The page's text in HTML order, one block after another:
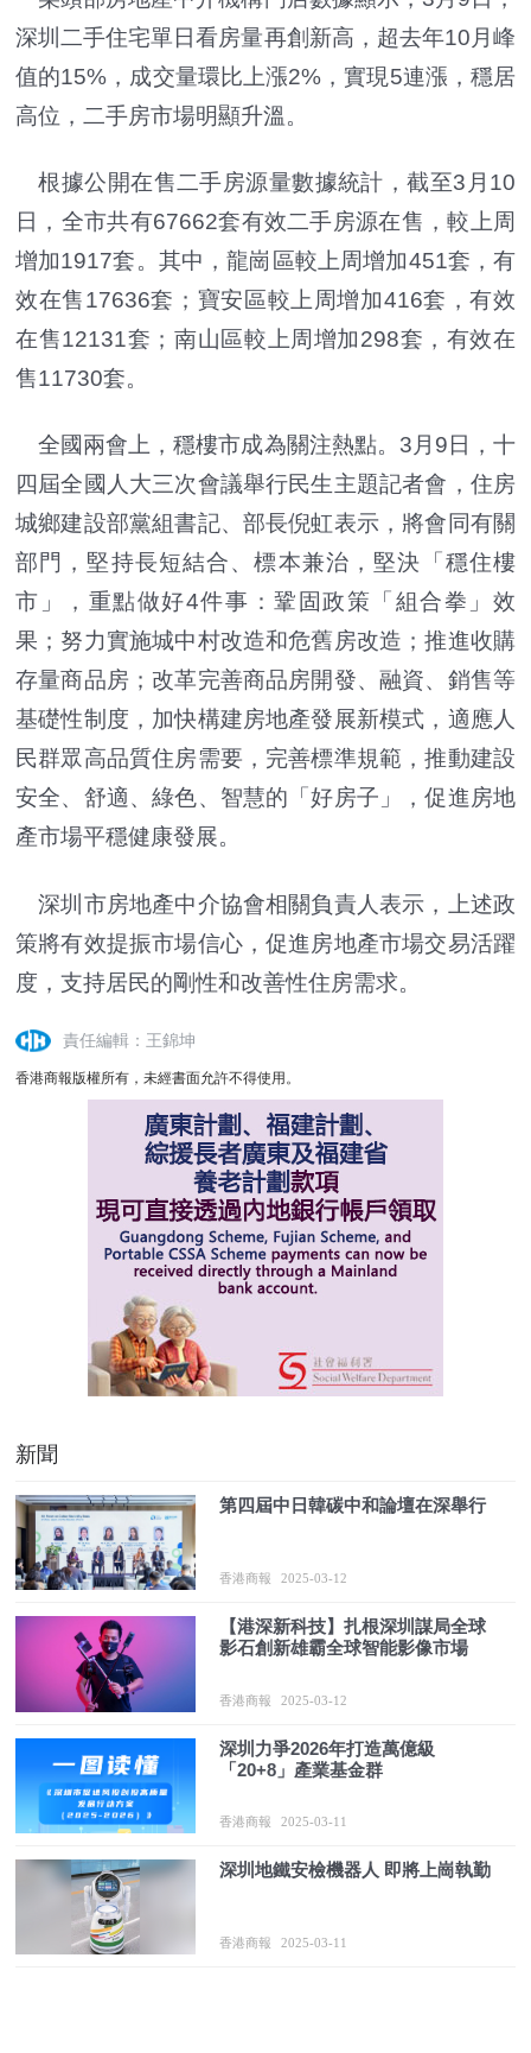
深圳二手住宅單日看房量再創新高，超去年10月峰
值的15%，成交量環比上漲2%，實現5連漲，穩居
高位，二手房市場明顯升溫。
根據公開在售二手房源量數據統計，截至3月10
日，全市共有67662套有效二手房源在售，較上周
增加1917套。其中，龍崗區較上周增加451套，有
效在售17636套；寶安區較上周增加416套，有效
在售12131套；南山區較上周增加298套，有效在
售11730套。
全國兩會上，穩樓市成為關注熱點。3月9日，十
四屆全國人大三次會議舉行民生主題記者會，住房
城鄉建設部黨組書記、部長倪虹表示，將會同有關
部門，堅持長短結合、標本兼治，堅決「穩住樓
市」，重點做好4件事：鞏固政策「組合拳」效
果；努力實施城中村改造和危舊房改造；推進收購
存量商品房；改革完善商品房開發、融資、銷售等
基礎性制度，加快構建房地產發展新模式，適應人
民群眾高品質住房需要，完善標準規範，推動建設
安全、舒適、綠色、智慧的「好房子」，促進房地
產市場平穩健康發展。
深圳市房地產中介協會相關負責人表示，上述政
策將有效提振市場信心，促進房地產市場交易活躍
度，支持居民的剛性和改善性住房需求。
責任編輯：王錦坤
香港商報版權所有，未經書面允許不得使用。
新聞
第四屆中日韓碳中和論壇在深舉行
香港商報 2025-03-12
【港深新科技】扎根深圳謀局全球
影石創新雄霸全球智能影像市場
香港商報 2025-03-12
深圳力爭2026年打造萬億級
「20+8」產業基金群
香港商報 2025-03-11
深圳地鐵安檢機器人 即將上崗執勤
香港商報 2025-03-11